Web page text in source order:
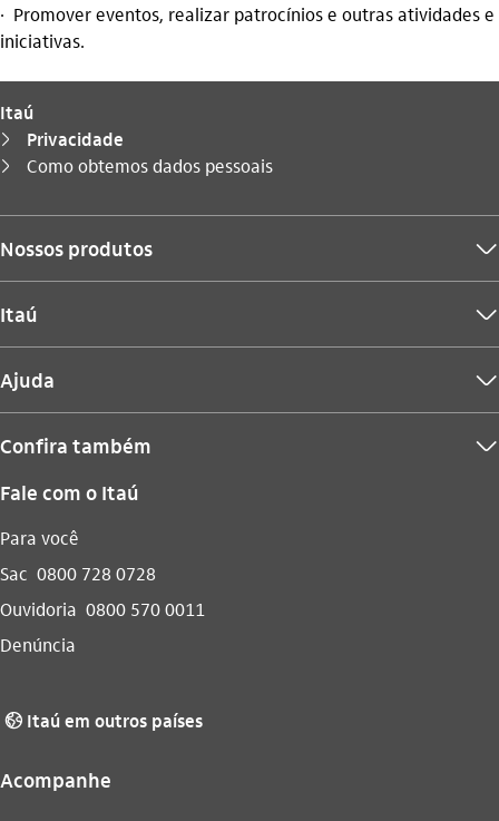
· Promover eventos, realizar patrocínios e outras atividades e
iniciativas.
Itaú
seta_direita Privacidade
seta_direita
Você está aqui:
Como obtemos dados pessoais
Nossos produtos seta_baixo
Itaú seta_baixo
Ajuda seta_baixo
Confira também seta_baixo
Fale com o Itaú
Para você
Sac 0800 728 0728
Ouvidoria 0800 570 0011
Denúncia
globo_outline Itaú em outros países
Acompanhe